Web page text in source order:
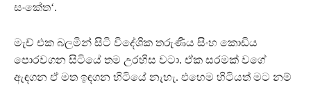
සංකේත‘.
මැච් එක බලමින් සිටි විදේශික තරුණිය සිංහ කොඩිය
පොරවගන සිටියේ තම උරහිස වටා. ඒක සරමක් වගේ
ඇඳගන ඒ මත ඉඳගන හිටියේ නැහැ. එහෙම හිටියත් මට නම්